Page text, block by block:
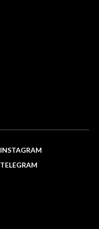
INSTAGRAM
TELEGRAM